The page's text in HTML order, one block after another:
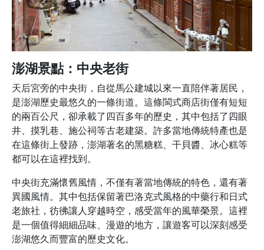
澎湖景點：中央老街
天后宮旁的中央街，自從馬公建城以來一直陪伴著居民，
是澎湖歷史最悠久的一條街道。這條閩式商店街僅有短短
的兩百公尺，卻承載了四百多年的歷史，其中包括了四眼
井、摸乳巷、施公祠等古老建築。許多當地傳統特產也是
在這條街上發跡，澎湖著名的黑糖糕、干貝醬、冰心糕等
都可以在這裡找到。
中央街充滿懷舊風情，不僅有著當地傳統的特色，還有著
異國風情。其中包括保留著巴洛克式風格的中藥行和日式
老旅社，彷彿讓人穿越時空，感受當年的風華榮景。這裡
是一個值得細細品味、漫遊的地方，讓遊客可以深刻感受
澎湖悠久而豐富的歷史文化。